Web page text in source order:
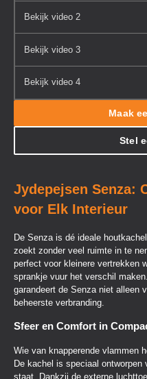
Bekijk video 2
Bekijk video 3
Bekijk video 4
Maak
Stel
Jydepejsen Senza:
voor Elk Interieur
De Senza is dé ideale
zoekt zonder veel ruimte in te
perfect voor kleinere vertrekken
sprankje vuur het verschil
garandeert de Senza niet alleen
beheerste verbranding.
Sfeer en Comfort in
Wie van knapperende vlammen
De kachel is speciaal ontworpen
staat. Dankzij de externe